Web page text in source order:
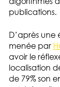
publications.
D’après
menée par
avoir le
localisation
de 79% son